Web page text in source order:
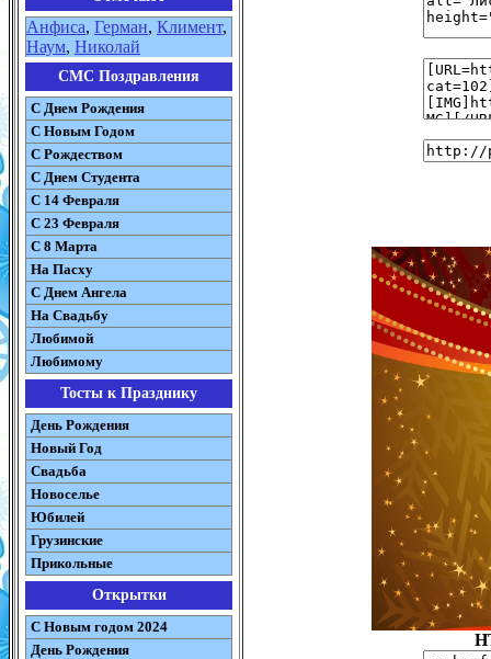
Анфиса, Герман, Климент,
Наум, Николай
СМС Поздравления
С Днем Рождения
С Новым Годом
С Рождеством
C Днем Студента
С 14 Февраля
С 23 Февраля
С 8 Марта
На Пасху
C Днем Ангела
На Свадьбу
Любимой
Любимому
Тосты к Празднику
День Рождения
Новый Год
Свадьба
Новоселье
Юбилей
Грузинские
Прикольные
Открытки
С Новым годом 2024
День Рождения